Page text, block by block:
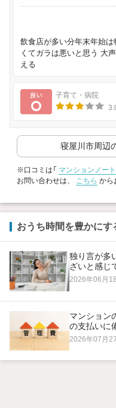
飲食店が多い分年末年始
くてガラは悪いと思う 大
える
良い
子育て・病院
寝屋川市周辺
※口コミは「 マンションノート
お問い合わせは、 こちら から
おうち時間を豊かにす
独り言が多
ざいと感じ
2026年06月
マンション
の支払いに
2026年07月